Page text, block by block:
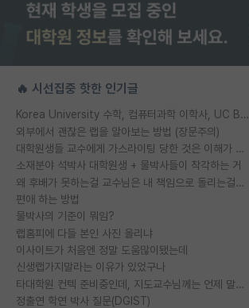
🔥 시선집중 핫한 인기글
Korea University 수학, 컴퓨터과학 이학사, UC Berkeley 산업공학 대학원 공학박사가 되는 것은 쉽지 않겠죠?
외부에서 괜찮은 랩을 알아보는 방법 (장문주의)
대학원생들 교수에게 가스라이팅 당한 것은 이해가 갑니다. 안타깝네요.
소재분야 석박사 대학원생 + 물박사들이 착각하는 거
왜 후배가 못하는걸 교수님은 내 책임으로 돌리는걸까요?
편애 하는 방법
물박사의 기준이 뭐임?
랩홈피에 다들 본인 사진 올리냐
이사이트가 처음엔 정말 도움많이됐는데
신생랩가지말라는 이유가 있었구나
타대학원 컨텍 준비중인데, 지도교수님께는 언제 말씀드려야 할까요?
정출연 학연 박사 질문(DGIST)